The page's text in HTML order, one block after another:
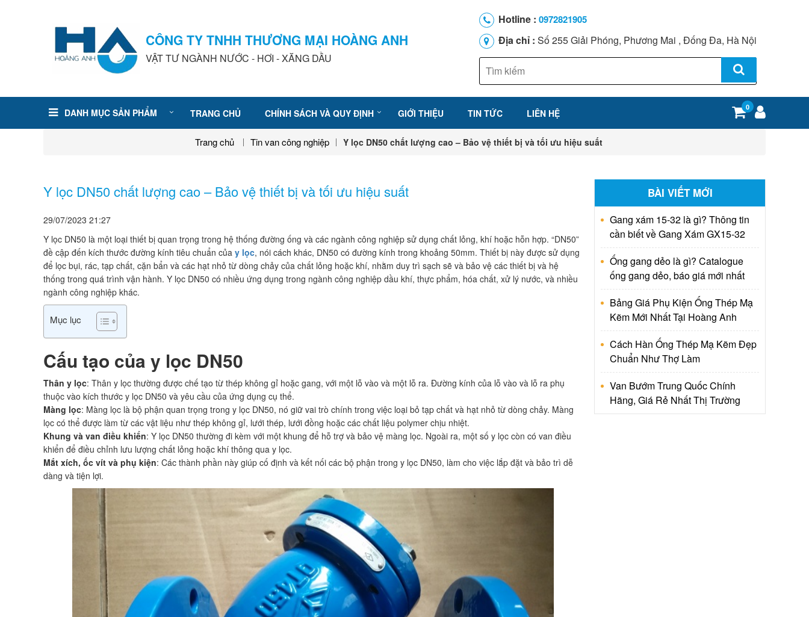
CÔNG TY TNHH THƯƠNG MẠI HOÀNG ANH
VẬT TƯ NGÀNH NƯỚC - HƠI - XĂNG DẦU
Hotline : 0972821905
Địa chỉ : Số 255 Giải Phóng, Phương Mai , Đống Đa, Hà Nội
DANH MỤC SẢN PHẨM TRANG CHỦ CHÍNH SÁCH VÀ QUY ĐỊNH GIỚI THIỆU TIN TỨC LIÊN HỆ
0
Trang chủ Tin van công nghiệp Y lọc DN50 chất lượng cao – Bảo vệ thiết bị và tối ưu hiệu suất
Y lọc DN50 chất lượng cao – Bảo vệ thiết bị và tối ưu hiệu suất
29/07/2023 21:27
Y lọc DN50 là một loại thiết bị quan trọng trong hệ thống đường ống và các ngành công nghiệp sử dụng chất lỏng, khí hoặc hỗn hợp. “DN50”
đề cập đến kích thước đường kính tiêu chuẩn của y lọc, nói cách khác, DN50 có đường kính trong khoảng 50mm. Thiết bị này được sử dụng
để lọc bụi, rác, tạp chất, cặn bẩn và các hạt nhỏ từ dòng chảy của chất lỏng hoặc khí, nhằm duy trì sạch sẽ và bảo vệ các thiết bị và hệ
thống trong quá trình vận hành. Y lọc DN50 có nhiều ứng dụng trong ngành công nghiệp dầu khí, thực phẩm, hóa chất, xử lý nước, và nhiều
ngành công nghiệp khác.
Mục lục
Cấu tạo của y lọc DN50
Thân y lọc: Thân y lọc thường được chế tạo từ thép không gỉ hoặc gang, với một lỗ vào và một lỗ ra. Đường kính của lỗ vào và lỗ ra phụ
thuộc vào kích thước y lọc DN50 và yêu cầu của ứng dụng cụ thể.
Màng lọc: Màng lọc là bộ phận quan trọng trong y lọc DN50, nó giữ vai trò chính trong việc loại bỏ tạp chất và hạt nhỏ từ dòng chảy. Màng
lọc có thể được làm từ các vật liệu như thép không gỉ, lưới thép, lưới đồng hoặc các chất liệu polymer chịu nhiệt.
Khung và van điều khiển: Y lọc DN50 thường đi kèm với một khung để hỗ trợ và bảo vệ màng lọc. Ngoài ra, một số y lọc còn có van điều
khiển để điều chỉnh lưu lượng chất lỏng hoặc khí thông qua y lọc.
Mắt xích, ốc vít và phụ kiện: Các thành phần này giúp cố định và kết nối các bộ phận trong y lọc DN50, làm cho việc lắp đặt và bảo trì dễ
dàng và tiện lợi.
BÀI VIẾT MỚI
Gang xám 15-32 là gì? Thông tin
cần biết về Gang Xám GX15-32
Ống gang dẻo là gì? Catalogue
ống gang dẻo, báo giá mới nhất
Bảng Giá Phụ Kiện Ống Thép Mạ
Kẽm Mới Nhất Tại Hoàng Anh
Cách Hàn Ống Thép Mạ Kẽm Đẹp
Chuẩn Như Thợ Làm
Van Bướm Trung Quốc Chính
Hãng, Giá Rẻ Nhất Thị Trường